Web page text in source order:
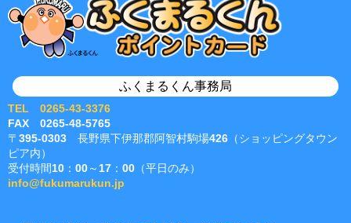
ふくまるくん事務局
TEL 0265-43-3376
FAX 0265-48-5765
〒395-0303 長野県下伊那郡阿智村駒場426（ショッピングタウン
ピア内）
受付時間10：00～17：00（平日のみ）
info@fukumarukun.jp